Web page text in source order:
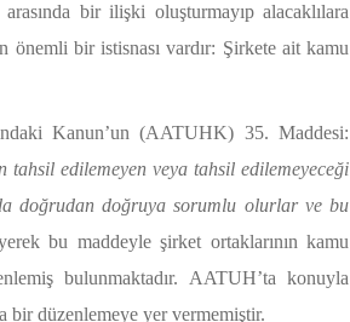
bir ilişki oluşturmayıp alacaklılara
önemli bir istisnası vardır: Şirkete ait kamu
Kanun’un (AATUHK) 35. Maddesi:
tahsil edilemeyen veya tahsil edilemeyeceği
doğrudan doğruya sorumlu olurlar ve bu
bu maddeyle şirket ortaklarının kamu
bulunmaktadır. AATUH’ta konuyla
bir düzenlemeye yer vermemiştir.